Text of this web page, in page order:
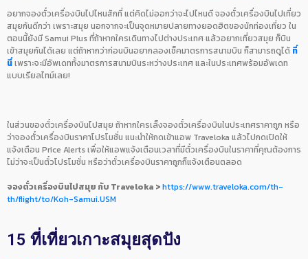
อยากจองตั๋วเครื่องบินไปไหนสักที่ แต่คิดไม่ออกว่าจะไปไหนดี จองตั๋วเครื่องบินไปเที่ยว
สมุยกันดีกว่า เพราะสมุย นอกจากจะเป็นจุดหมายปลายทางยอดฮิตของนักท่องเที่ยว ใน
ตอนนี้ยังมี Samui Plus ที่ถ้าหากใครเดินทางไปต่างประเทศ แล้วอยากเที่ยวสมุย ก็บิน
เข้าสมุยกันได้เลย แต่ถ้าหากว่าก่อนบินอยากลองเช็คมาตรการสนามบิน ก็สามารถดูได้ ที่
นี่เพราะจะมีอัพเดททั้งมาตรการสนามบินระหว่างประเทศ และในประเทศพร้อมอัพเดท
แบบเรียลไทม์เลย!
ในส่วนของตั๋วเครื่องบินไปสมุย ถ้าหากใครเล็งจองตั๋วเครื่องบินในประเทศราคาถูก หรือ
ว่าจองตั๋วเครื่องบินราคาโปรโมชั่น แนะนำให้กดเข้าแอพ Traveloka แล้วไปกดเปิดให้
แจ้งเตือน Price Alerts เพื่อให้แอพแจ้งเตือนเวลาที่มีตั๋วเครื่องบินในราคาที่คุณต้องการ
ไม่ว่าจะเป็นตั๋วโปรโมชั่น หรือว่าตั๋วเครื่องบินราคาถูกก็แจ้งเตือนตลอด
จองตั๋วเครื่องบินไปสมุย กับ Traveloka >https://www.traveloka.com/th-
th/flight/to/Koh-Samui.USM
15 ที่เที่ยวเกาะสมุยสุดปัง